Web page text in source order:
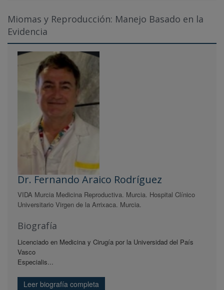
Miomas y Reproducción: Manejo Basado en la
Evidencia
Dr. Fernando Araico Rodríguez
VIDA Murcia Medicina Reproductiva. Murcia. Hospital Clínico
Universitario Virgen de la Arrixaca. Murcia.
Biografía
Licenciado en Medicina y Cirugía por la Universidad del País
Vasco
Especialis...
Leer biografía completa